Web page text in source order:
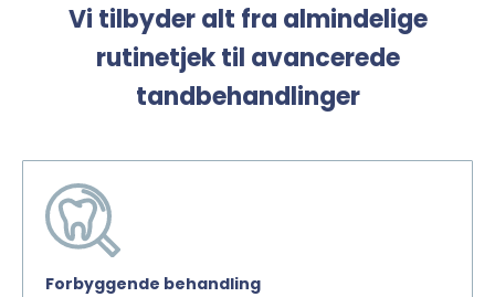
Vi tilbyder alt fra almindelige
rutinetjek til avancerede
tandbehandlinger
Forbyggende behandling